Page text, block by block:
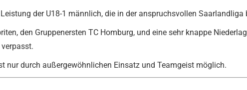
der U18-1 männlich, die in der anspruchsvollen
den Gruppenersten TC Homburg, und eine sehr knappe
nur durch außergewöhnlichen Einsatz und Teamgeist möglich.